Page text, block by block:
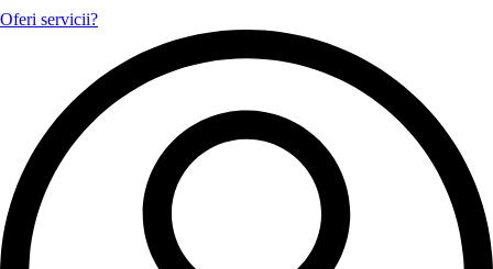
Oferi servicii?